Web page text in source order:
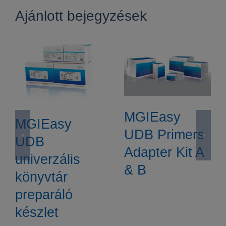
Ajánlott bejegyzések
MGIEasy
UDB
univerzális
könyvtár
preparáló
készlet
MGIEasy
UDB Primers
Adapter Kit A
& B